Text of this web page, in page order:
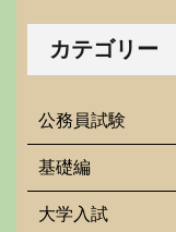
カテゴリー
公務員試験
基礎編
大学入試